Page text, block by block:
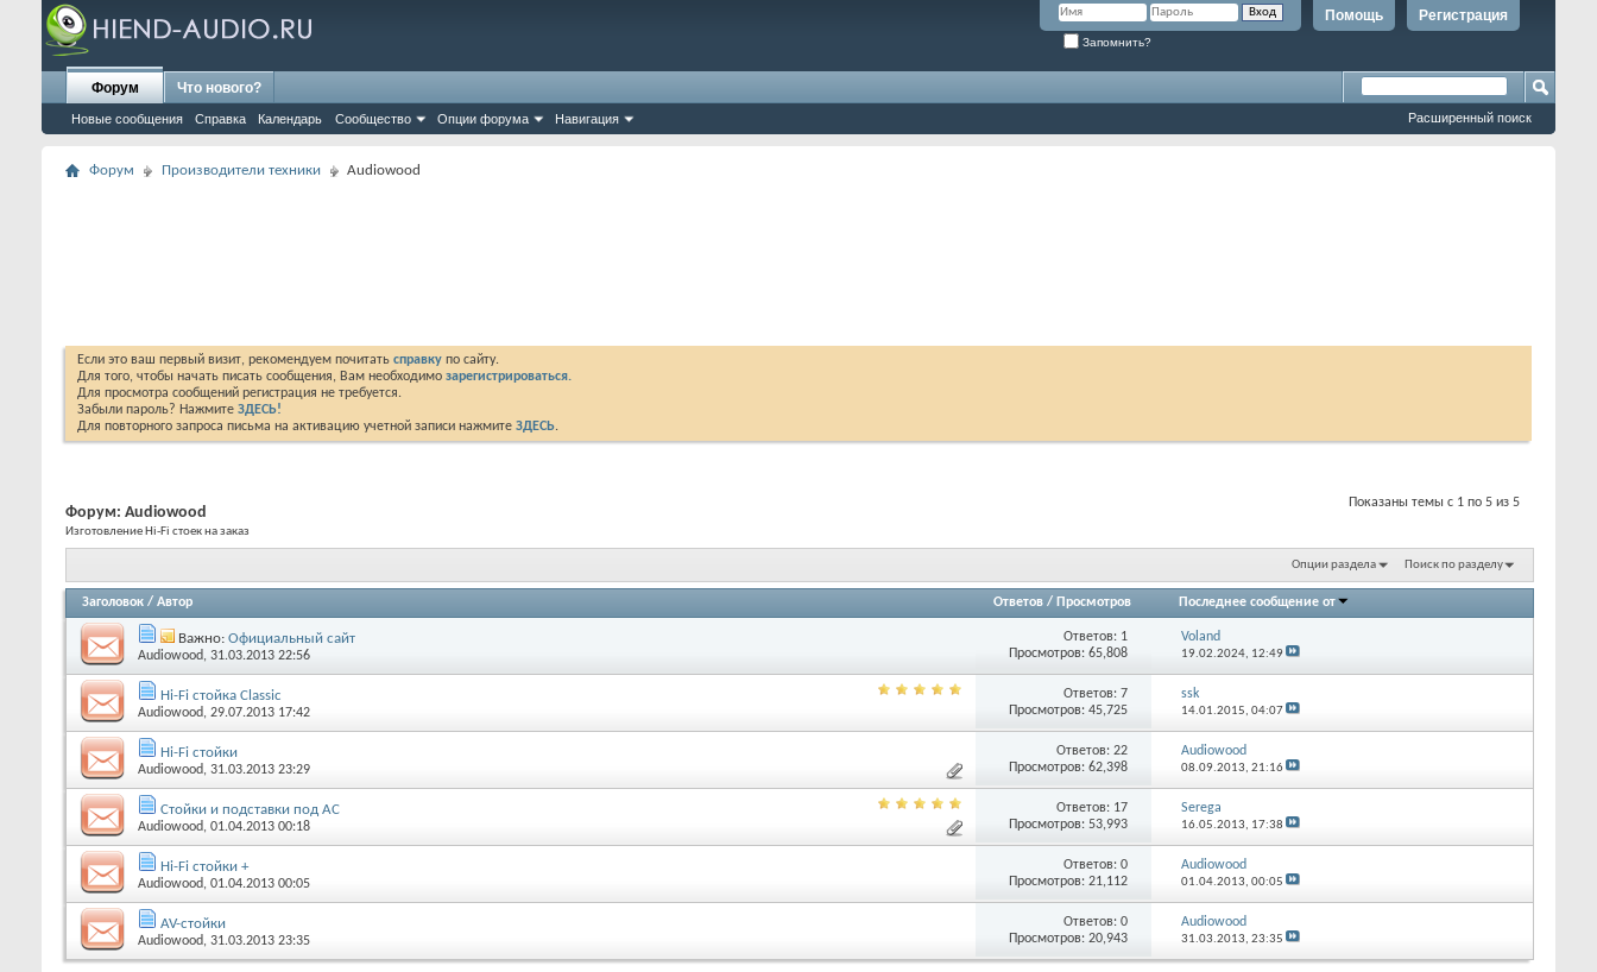
Регистрация
Помощь
Запомнить?
Форум
Новые сообщения Справка Календарь Сообщество Опции форума Навигация
Что нового?
Расширенный поиск
Форум Производители техники Audiowood
Если это ваш первый визит, рекомендуем почитать справку по сайту.
Для того, чтобы начать писать сообщения, Вам необходимо зарегистрироваться.
Для просмотра сообщений регистрация не требуется.
Забыли пароль? Нажмите ЗДЕСЬ!
Для повторного запроса письма на активацию учетной записи нажмите ЗДЕСЬ.
Показаны темы с 1 по 5 из 5
Форум: Audiowood
Изготовление Hi-Fi стоек на заказ
Опции раздела Поиск по разделу
Заголовок / Автор Ответов / Просмотров Последнее сообщение от
Важно: Официальный сайт
Audiowood, 31.03.2013 22:56
Ответов: 1
Просмотров: 65,808
Voland
19.02.2024, 12:49
Hi-Fi стойка Classic
Audiowood, 29.07.2013 17:42
Ответов:7
Просмотров: 45,725
ssk
14.01.2015, 04:07
Hi-Fi стойки
Audiowood, 31.03.2013 23:29
Ответов:22
Просмотров: 62,398
Audiowood
08.09.2013, 21:16
Стойки и подставки под АС
Audiowood, 01.04.2013 00:18
Ответов: 17
Просмотров: 53,993
Serega
16.05.2013, 17:38
Hi-Fi стойки +
Audiowood, 01.04.2013 00:05
Ответов:0
Просмотров: 21,112
Audiowood
01.04.2013, 00:05
AV-стойки
Audiowood, 31.03.2013 23:35
Ответов:0
Просмотров: 20,943
Audiowood
31.03.2013, 23:35